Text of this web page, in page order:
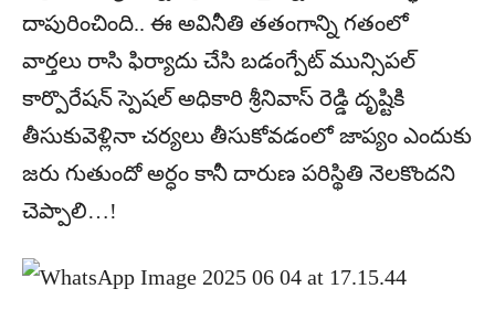
దాపురించింది.. ఈ అవినీతి తతంగాన్ని గతంలో
వార్తలు రాసి ఫిర్యాదు చేసి బడంగ్పేట్‌ మున్సిపల్‌
కార్పొరేషన్‌ స్పెషల్‌ అధికారి శ్రీనివాస్‌ రెడ్డి దృష్టికి
తీసుకువెళ్లినా చర్యలు తీసుకోవడంలో జాప్యం ఎందుకు
జరు గుతుందో అర్ధం కానీ దారుణ పరిస్థితి నెలకొందని
చెప్పాలి…!